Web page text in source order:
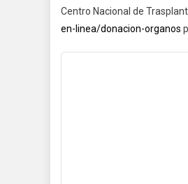
Centro Nacional de
en-linea/donacion-organos